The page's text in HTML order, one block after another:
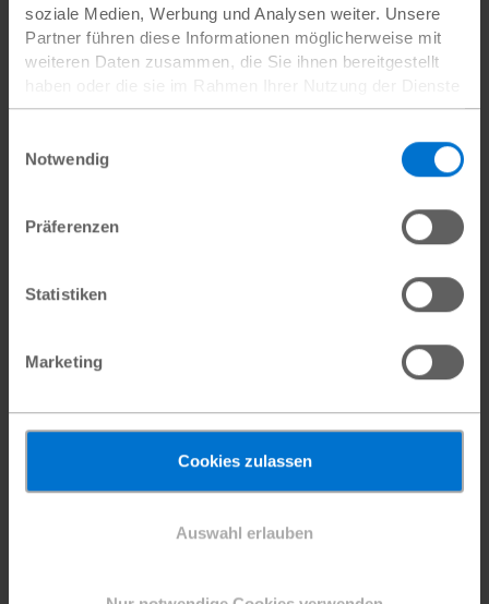
soziale Medien, Werbung und Analysen weiter. Unsere
Partner führen diese Informationen möglicherweise mit
weiteren Daten zusammen, die Sie ihnen bereitgestellt
gesammelt haben.
Notwendig
Präferenzen
Statistiken
Marketing
Cookies zulassen
Auswahl erlauben
Zurück
Der monatliche Patenschaftsbeitrag beträgt 28 Euro.
Um die Verwaltungskosten möglichst niedrig zu halten,
Deutschland e.V. Ihre Spende ist natürlich auch in
Bitte beachten Sie unsere
Datenschutzerklärung sowie